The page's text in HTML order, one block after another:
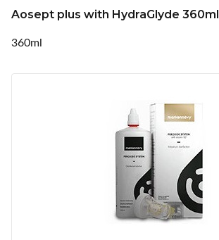
Aosept plus with HydraGlyde 360ml
360ml